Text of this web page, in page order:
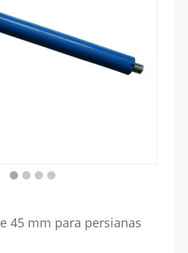
45 mm para persianas